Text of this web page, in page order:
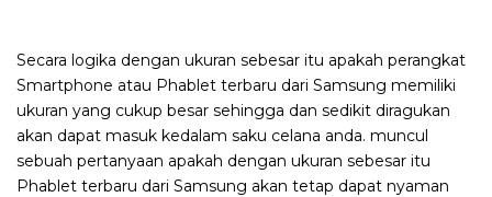
Secara logika dengan ukuran sebesar itu apakah perangkat
Smartphone atau Phablet terbaru dari Samsung memiliki
ukuran yang cukup besar sehingga dan sedikit diragukan
akan dapat masuk kedalam saku celana anda. muncul
sebuah pertanyaan apakah dengan ukuran sebesar itu
Phablet terbaru dari Samsung akan tetap dapat nyaman